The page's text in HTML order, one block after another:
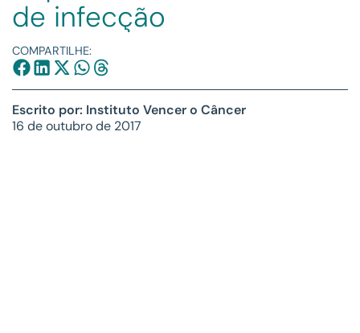
de infecção
COMPARTILHE:
Escrito por: Instituto Vencer o Câncer
16 de outubro de 2017